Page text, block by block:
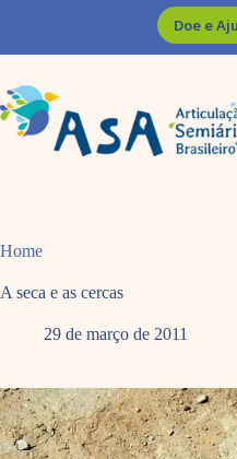
Doe e
Home
A seca e as cercas
29 de março de 2011